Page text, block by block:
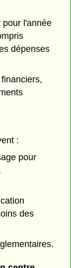
pour l'année
dépenses
:
pour
des